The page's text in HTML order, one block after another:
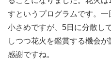
すというプログラムです。
小さめですが、5日に分散し
しつつ花火を鑑賞する機会
感謝ですね。